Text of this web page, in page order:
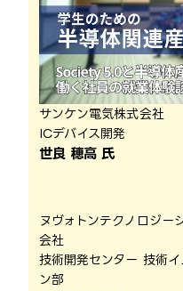
サンケン電気株式会社
ICデバイス開発
世良 穂高 氏
ヌヴォトンテクノロジー
会社
技術開発センター 技術イ
ン部